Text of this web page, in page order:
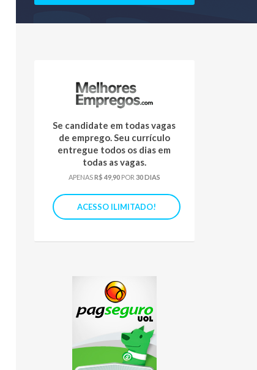
Se candidate em todas vagas
de emprego. Seu currículo
entregue todos os dias em
todas as vagas.
APENASR$ 49,90POR 30 DIAS
ACESSO ILIMITADO!